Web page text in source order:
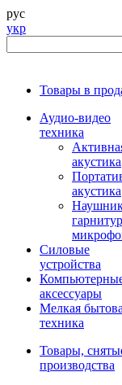
рус
укр
Товары в
Аудио-видео
техника
акустика
акустика
Силовые
устройства
аксессуары
Мелкая
техника
Товары,
производства